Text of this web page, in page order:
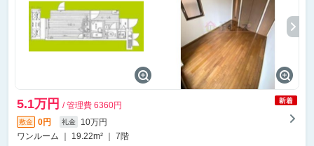
5.1万円 / 管理費 6360円
敷金 0円 礼金
10万円
ワンルーム ｜ 19.22m² ｜ 7階